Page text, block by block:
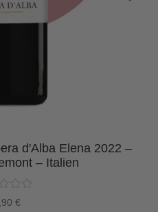
d'Alba Elena 2022 –
– Italien
€